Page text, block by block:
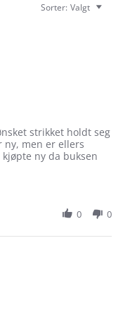
Sorter: Valgt
strikket holdt seg
ny, men er ellers
ny da buksen
0 0